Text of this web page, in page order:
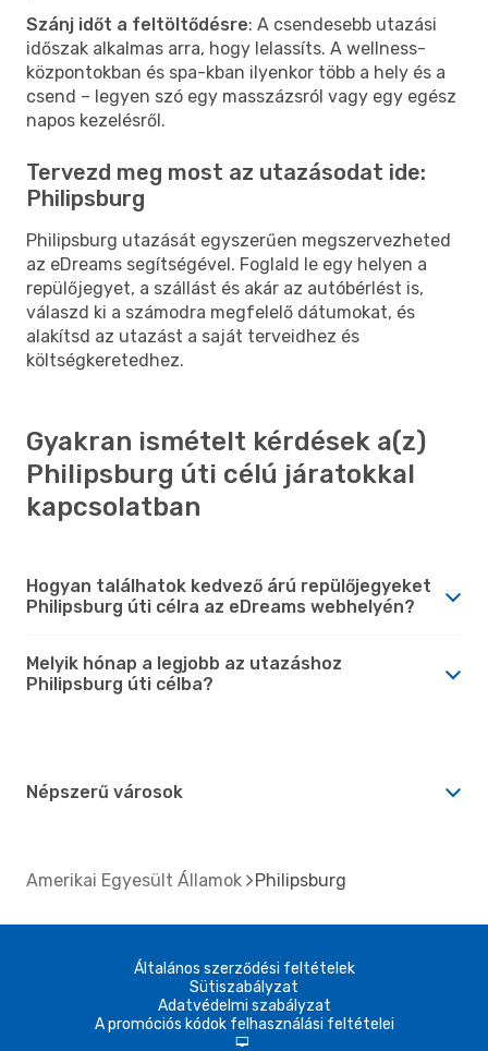
Szánj időt a feltöltődésre: A csendesebb utazási
időszak alkalmas arra, hogy lelassíts. A wellness-
központokban és spa-kban ilyenkor több a hely és a
csend – legyen szó egy masszázsról vagy egy egész
napos kezelésről.
Tervezd meg most az utazásodat ide:
Philipsburg
Philipsburg utazását egyszerűen megszervezheted
az eDreams segítségével. Foglald le egy helyen a
repülőjegyet, a szállást és akár az autóbérlést is,
válaszd ki a számodra megfelelő dátumokat, és
alakítsd az utazást a saját terveidhez és
költségkeretedhez.
Gyakran ismételt kérdések a(z)
Philipsburg úti célú járatokkal
kapcsolatban
Hogyan találhatok kedvező árú repülőjegyeket
Philipsburg úti célra az eDreams webhelyén?
Melyik hónap a legjobb az utazáshoz
Philipsburg úti célba?
Népszerű városok
Amerikai Egyesült Államok Philipsburg
Általános szerződési feltételek
Sütiszabályzat
Adatvédelmi szabályzat
A promóciós kódok felhasználási feltételei
d